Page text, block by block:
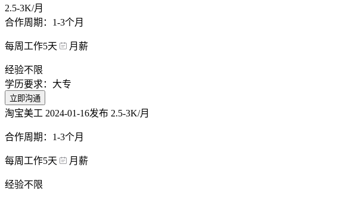
2.5-3K/月
合作周期：1-3个月
每周工作5天 月薪
经验不限
学历要求：大专
立即沟通
淘宝美工 2024-01-16发布 2.5-3K/月
合作周期：1-3个月
每周工作5天 月薪
经验不限